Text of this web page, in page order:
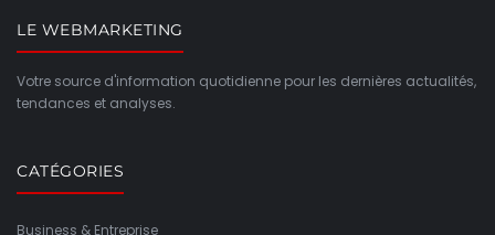
LE WEBMARKETING
Votre source d'information quotidienne pour les dernières actualités,
tendances et analyses.
CATÉGORIES
Business & Entreprise